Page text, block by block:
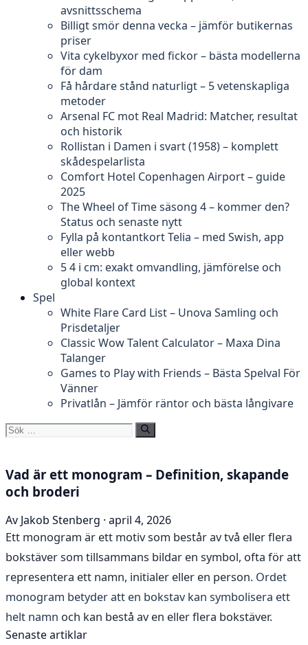
avsnittsschema
Billigt smör denna vecka – jämför butikernas
priser
Vita cykelbyxor med fickor – bästa modellerna
för dam
Få hårdare stånd naturligt – 5 vetenskapliga
metoder
Arsenal FC mot Real Madrid: Matcher, resultat
och historik
Rollistan i Damen i svart (1958) – komplett
skådespelarlista
Comfort Hotel Copenhagen Airport – guide
2025
The Wheel of Time säsong 4 – kommer den?
Status och senaste nytt
Fylla på kontantkort Telia – med Swish, app
eller webb
5 4 i cm: exakt omvandling, jämförelse och
global kontext
Spel
White Flare Card List – Unova Samling och
Prisdetaljer
Classic Wow Talent Calculator – Maxa Dina
Talanger
Games to Play with Friends – Bästa Spelval För
Vänner
Privatlån – Jämför räntor och bästa långivare
Sök
Vad är ett monogram – Definition, skapande
och broderi
Av Jakob Stenberg · april 4, 2026
Ett monogram är ett motiv som består av två eller flera
bokstäver som tillsammans bildar en symbol, ofta för att
representera ett namn, initialer eller en person. Ordet
monogram betyder att en bokstav kan symbolisera ett
helt namn och kan bestå av en eller flera bokstäver.
Senaste artiklar